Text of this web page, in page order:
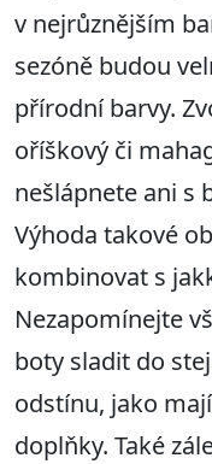
v nejrůznějším
sezóně budou
přírodní barvy.
oříškový či
nešlápnete ani s
Výhoda takové
kombinovat s
Nezapomínejte
boty sladit do
odstínu, jako
doplňky. Také